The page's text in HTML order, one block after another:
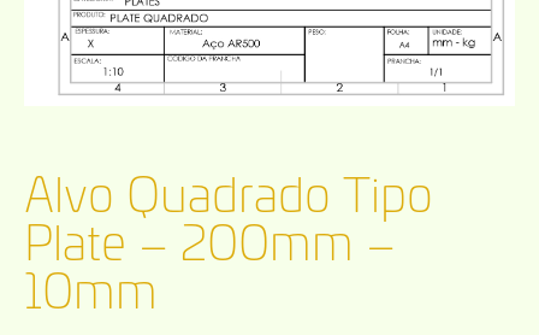
Alvo Quadrado Tipo
Plate – 200mm –
10mm